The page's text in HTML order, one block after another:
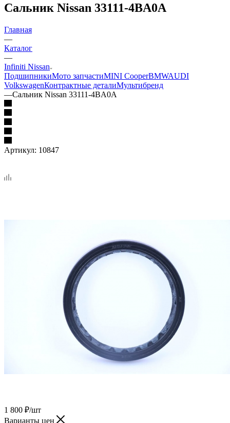
Сальник Nissan 33111-4BA0A
Главная
—
Каталог
—
Infiniti Nissan
ПодшипникиМото запчастиMINI CooperBMWAUDI
VolkswagenКонтрактные деталиМультибренд
—Сальник Nissan 33111-4BA0A
Артикул: 10847
1 800 ₽/шт
Варианты цен